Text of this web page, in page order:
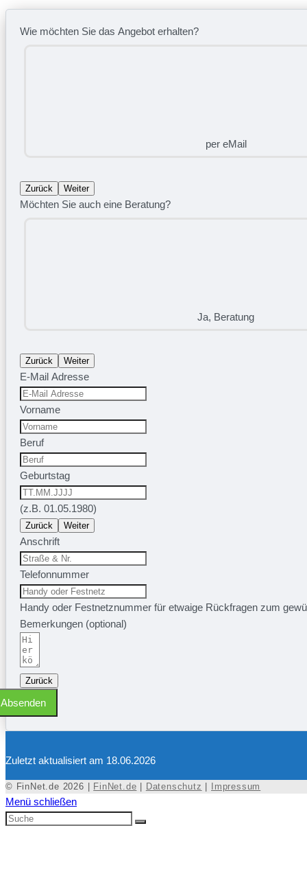
Wie möchten Sie das Angebot erhalten?
per eMail
Zurück Weiter
Möchten Sie auch eine Beratung?
Ja, Beratung
Zurück Weiter
E-Mail Adresse
Vorname
Beruf
Geburtstag
(z.B. 01.05.1980)
Zurück Weiter
Anschrift
Telefonnummer
Handy oder Festnetznummer für etwaige Rückfragen zum
Bemerkungen (optional)
Zurück
Absenden
Zuletzt aktualisiert am 18.06.2026
© FinNet.de 2026 | FinNet.de Datenschutz Impressum
Menü schließen